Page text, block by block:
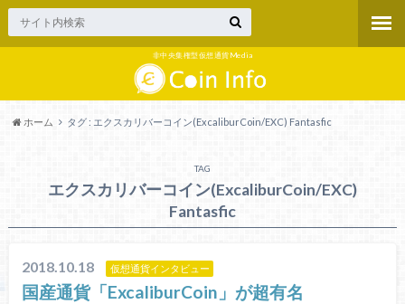
非中央集権型仮想通貨Media
ホーム タグ : エクスカリバーコイン(ExcaliburCoin/EXC) Fantasfic
TAG
エクスカリバーコイン(ExcaliburCoin/EXC)
Fantasfic
2018.10.18 仮想通貨インタビュー
国産通貨「ExcaliburCoin」が超有名